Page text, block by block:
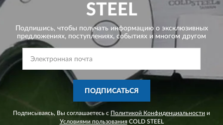
STEEL
Подпишись, чтобы получать информацию о эксклюзивных
предложениях, поступлениях, событиях и многом другом
ПОДПИСАТЬСЯ
Подписываясь, Вы соглашаетесь с Политикой Конфиденциальности и
Условиями пользованияCOLD STEEL